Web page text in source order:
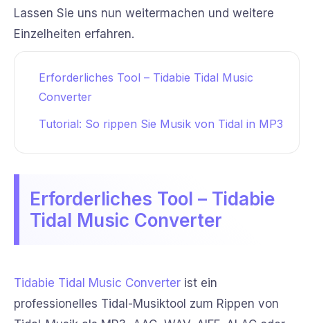
Lassen Sie uns nun weitermachen und weitere
Einzelheiten erfahren.
Erforderliches Tool – Tidabie Tidal Music
Converter
Tutorial: So rippen Sie Musik von Tidal in MP3
Erforderliches Tool – Tidabie
Tidal Music Converter
Tidabie Tidal Music Converter ist ein
professionelles Tidal-Musiktool zum Rippen von